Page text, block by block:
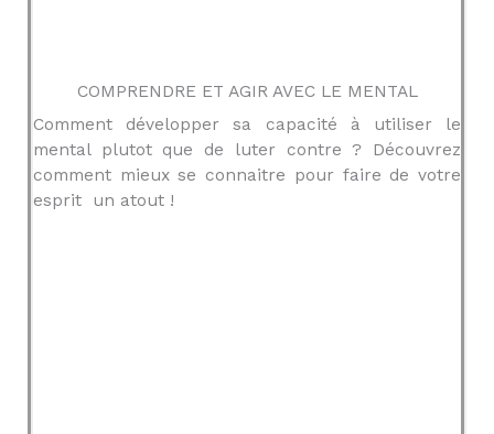
COMPRENDRE ET AGIR AVEC LE MENTAL
Comment développer sa capacité à utiliser le
mental plutot que de luter contre ? Découvrez
comment mieux se connaitre pour faire de votre
esprit un atout !